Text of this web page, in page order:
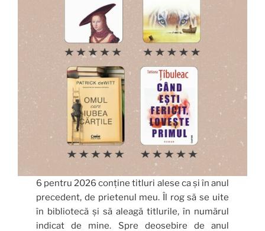
6 pentru 2026 conține titluri alese ca și în anul
precedent, de prietenul meu. Îl rog să se uite
în bibliotecă și să aleagă titlurile, în numărul
indicat de mine. Spre deosebire de anul